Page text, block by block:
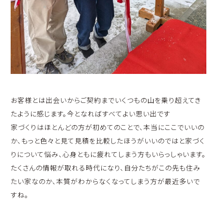
お客様とは出会いからご契約までいくつもの山を乗り超えてき
たように感じます。今となればすべてよい思い出です
家づくりはほとんどの方が初めてのことで、本当にここでいいの
か、もっと色々と見て見積を比較したほうがいいのではと家づく
りについて悩み、心身ともに疲れてしまう方もいらっしゃいます。
たくさんの情報が取れる時代になり、自分たちがこの先も住み
たい家なのか、本質がわからなくなってしまう方が最近多いで
すね。